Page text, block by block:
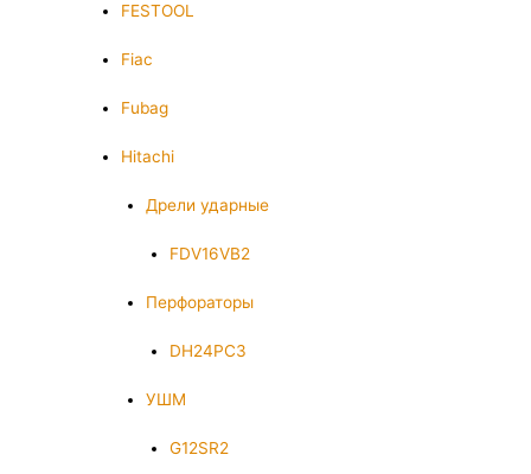
FESTOOL
Fiac
Fubag
Hitachi
Дрели ударные
FDV16VB2
Перфораторы
DH24PC3
УШМ
G12SR2